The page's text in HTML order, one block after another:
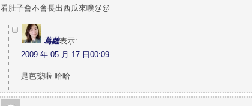
看肚子會不會長出西瓜來噗@@
葛蘿表示:
2009 年 05 月 17 日00:09
是芭樂啦 哈哈